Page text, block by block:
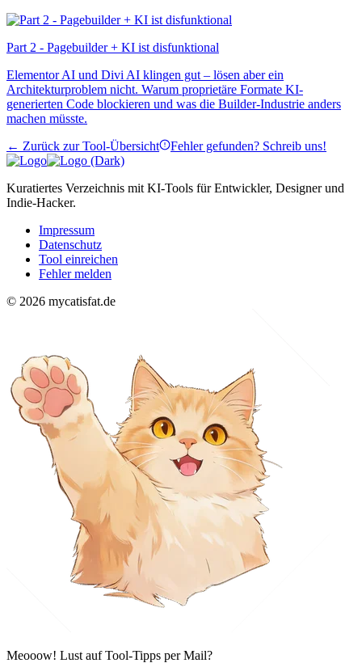
Part 2 - Pagebuilder + KI ist disfunktional
Elementor AI und Divi AI klingen gut – lösen aber ein
Architekturproblem nicht. Warum proprietäre Formate KI-
generierten Code blockieren und was die Builder-Industrie anders
machen müsste.
← Zurück zur Tool-Übersicht
Fehler gefunden? Schreib uns!
Kuratiertes Verzeichnis mit KI-Tools für Entwickler, Designer und
Indie-Hacker.
Impressum
Datenschutz
Tool einreichen
Fehler melden
© 2026 mycatisfat.de
Meooow! Lust auf Tool-Tipps per Mail?